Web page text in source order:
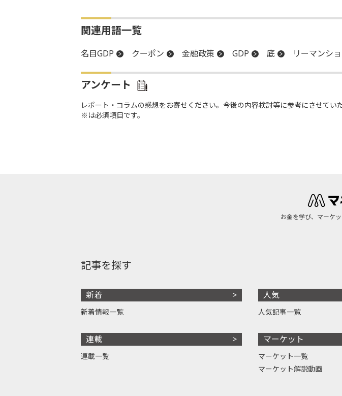
関連用語一覧
名目GDP クーポン 金融政策 GDP 底 リーマンシ
アンケート
レポート・コラムの感想をお寄せください。今後の内容検討等に参考にさせてい
※は必須項目です。
お金を学び、マーケ
記事を探す
新着
新着情報一覧
連載
連載一覧
人気
人気記事一覧
マーケット
マーケット一覧
マーケット解説動画